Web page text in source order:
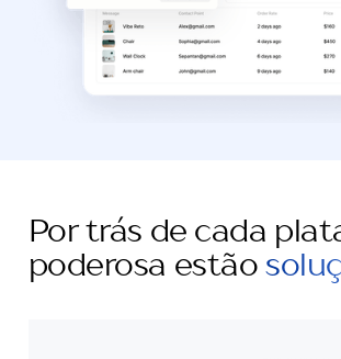
Por trás de cada
poderosa estão